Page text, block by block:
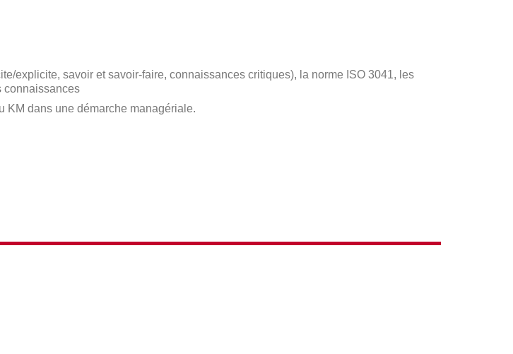
explicite, savoir et savoir-faire, connaissances critiques), la norme ISO 3041, les
connaissances
KM dans une démarche managériale.